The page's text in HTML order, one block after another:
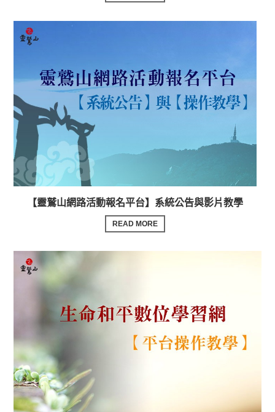
【靈鷲山網路活動報名平台】系統公告與影片教學
READ MORE